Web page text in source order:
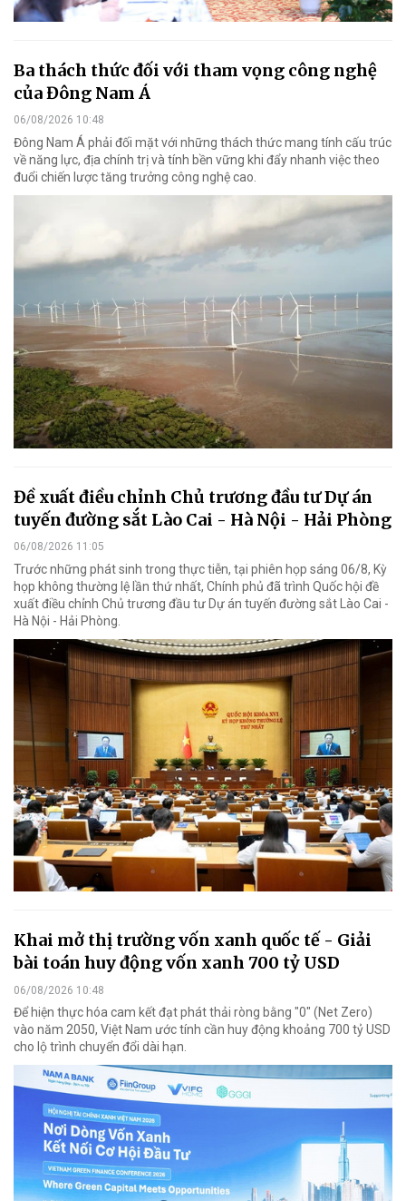
Ba thách thức đối với tham vọng công nghệ
của Đông Nam Á
06/08/2026 10:48
Đông Nam Á phải đối mặt với những thách thức mang tính cấu trúc
về năng lực, địa chính trị và tính bền vững khi đẩy nhanh việc theo
đuổi chiến lược tăng trưởng công nghệ cao.
Đề xuất điều chỉnh Chủ trương đầu tư Dự án
tuyến đường sắt Lào Cai - Hà Nội - Hải Phòng
06/08/2026 11:05
Trước những phát sinh trong thực tiễn, tại phiên họp sáng 06/8, Kỳ
họp không thường lệ lần thứ nhất, Chính phủ đã trình Quốc hội đề
xuất điều chỉnh Chủ trương đầu tư Dự án tuyến đường sắt Lào Cai -
Hà Nội - Hải Phòng.
Khai mở thị trường vốn xanh quốc tế - Giải
bài toán huy động vốn xanh 700 tỷ USD
06/08/2026 10:48
Để hiện thực hóa cam kết đạt phát thải ròng bằng "0" (Net Zero)
vào năm 2050, Việt Nam ước tính cần huy động khoảng 700 tỷ USD
cho lộ trình chuyển đổi dài hạn.